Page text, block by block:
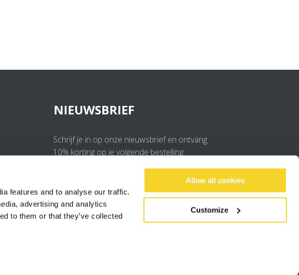
features and to analyse our traffic.
advertising and analytics
to them or that they’ve collected
Allow all cookies
Customize
NIEUWSBRIEF
Schrijf je in op onze nieuwsbrief en ontvang
10% korting op je volgende bestelling
Ik ga akkoord met de